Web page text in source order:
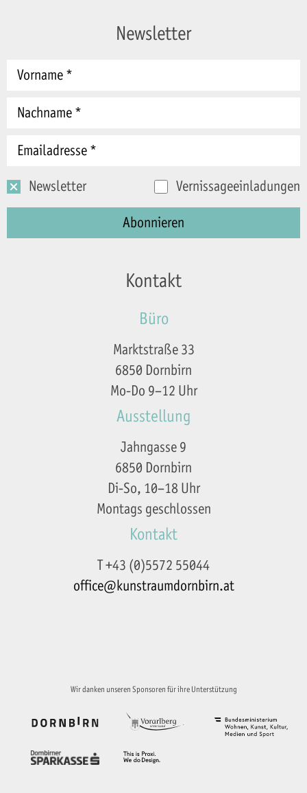
Newsletter
Newsletter Vernissageeinladungen
Kontakt
Büro
Marktstraße 33
6850 Dornbirn
Mo-Do 9–12 Uhr
Ausstellung
Jahngasse 9
6850 Dornbirn
Di-So, 10–18 Uhr
Montags geschlossen
Kontakt
T +43 (0)5572 55044
office@kunstraumdornbirn.at
Wir danken unseren Sponsoren für ihre Unterstützung